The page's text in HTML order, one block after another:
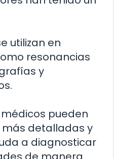
utilizan en
resonancias
y
pueden
detalladas y
a diagnosticar